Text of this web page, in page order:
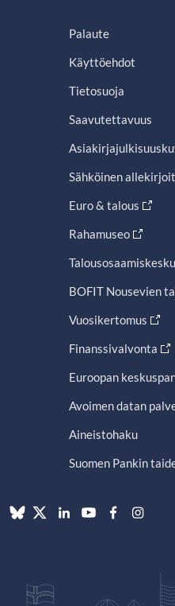
Palaute
Käyttöehdot
Tietosuoja
Saavutettavuus
Sähköinen
Euro & talous
Rahamuseo
BOFIT Nousevien
Vuosikertomus
Finanssivalvonta
Euroopan
Avoimen datan
Aineistohaku
Suomen Pankin